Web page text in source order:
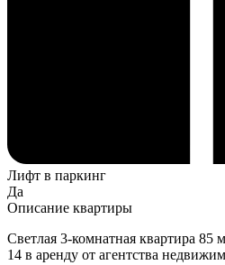
Лифт в паркинг
Да
Описание квартиры
Светлая 3-комнатная квартира 85
14 в аренду от агентства